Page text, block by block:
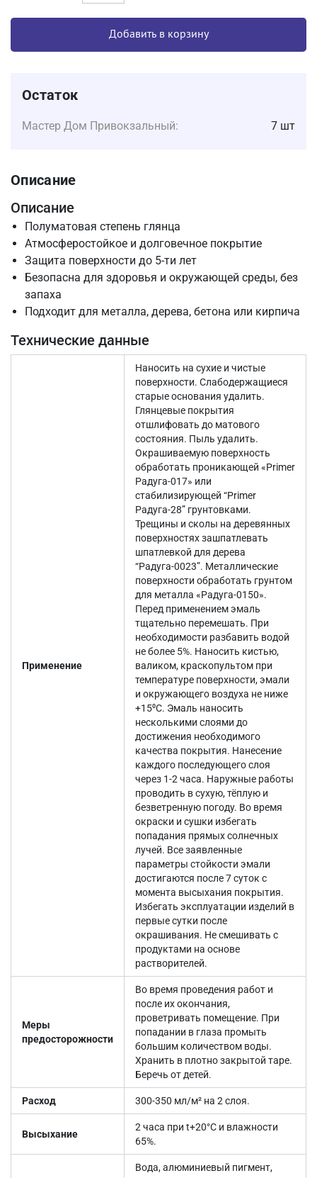
Добавить в корзину
Остаток
Мастер Дом Привокзальный: 7 шт
Описание
Описание
Полуматовая степень глянца
Атмосферостойкое и долговечное покрытие
Защита поверхности до 5-ти лет
Безопасна для здоровья и окружающей среды, без
запаха
Подходит для металла, дерева, бетона или кирпича
Технические данные
Применение
Наносить на сухие и чистые
поверхности. Слабодержащиеся
старые основания удалить.
Глянцевые покрытия
отшлифовать до матового
состояния. Пыль удалить.
Окрашиваемую поверхность
обработать проникающей «Primer
Радуга-017» или
стабилизирующей “Primer
Радуга-28” грунтовками.
Трещины и сколы на деревянных
поверхностях зашпатлевать
шпатлевкой для дерева
“Радуга-0023”. Металлические
поверхности обработать грунтом
для металла «Радуга-0150».
Перед применением эмаль
тщательно перемешать. При
необходимости разбавить водой
не более 5%. Наносить кистью,
валиком, краскопультом при
температуре поверхности, эмали
и окружающего воздуха не ниже
+15⁰С. Эмаль наносить
несколькими слоями до
достижения необходимого
качества покрытия. Нанесение
каждого последующего слоя
через 1-2 часа. Наружные работы
проводить в сухую, тёплую и
безветренную погоду. Во время
окраски и сушки избегать
попадания прямых солнечных
лучей. Все заявленные
параметры стойкости эмали
достигаются после 7 суток с
момента высыхания покрытия.
Избегать эксплуатации изделий в
первые сутки после
окрашивания. Не смешивать с
продуктами на основе
растворителей.
Меры
предосторожности
Во время проведения работ и
после их окончания,
проветривать помещение. При
попадании в глаза промыть
большим количеством воды.
Хранить в плотно закрытой таре.
Беречь от детей.
Расход 300-350 мл/м² на 2 слоя.
Высыхание
2 часа при t+20°С и влажности
65%.
Вода, алюминиевый пигмент,